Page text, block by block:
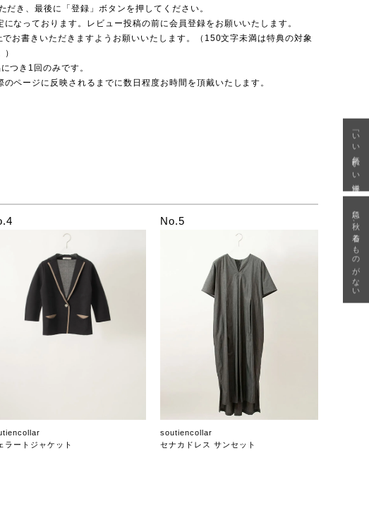
だき、最後に「登録」ボタンを押してください。
なっております。レビュー投稿の前に会員登録をお願いいたします。
お書きいただきますようお願いいたします。（150文字未満は特典の対象
つき1回のみです。
ページに反映されるまでに数日程度お時間を頂戴いたします。
ラートジャケット
No.5
soutiencollar
セナカドレス サンセット
「いい年齢 いい洋服」
急に秋、着るものがない